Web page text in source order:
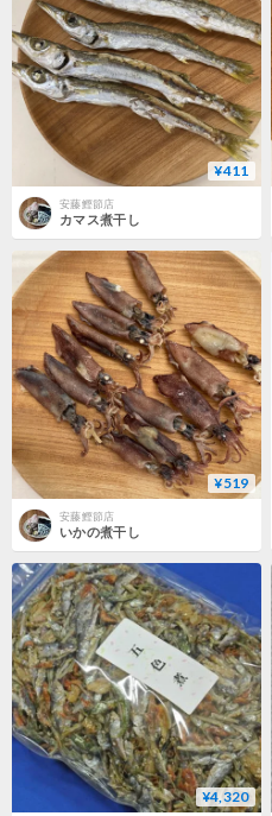
¥411
安藤鰹節店
カマス煮干し
¥519
安藤鰹節店
いかの煮干し
¥4,320